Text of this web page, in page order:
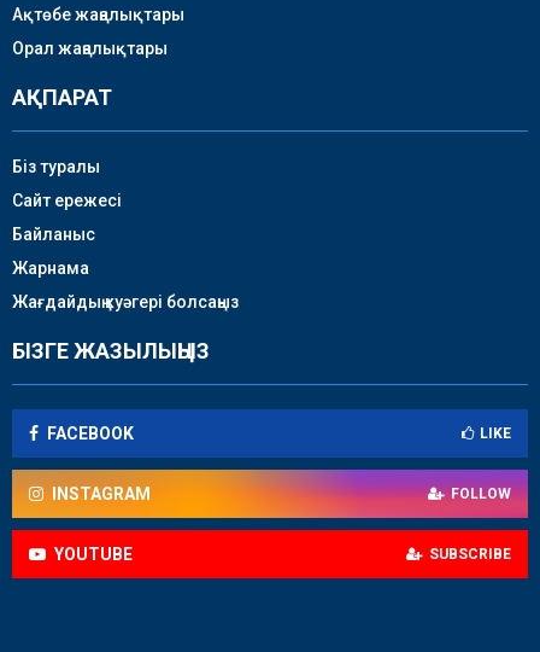
Ақтөбе жаңалықтары
Орал жаңалықтары
АҚПАРАТ
Біз туралы
Сайт ережесі
Байланыс
Жарнама
Жағдайдың куәгері болсаңыз
БІЗГЕ ЖАЗЫЛЫҢЫЗ
FACEBOOK LIKE
INSTAGRAM FOLLOW
YOUTUBE SUBSCRIBE